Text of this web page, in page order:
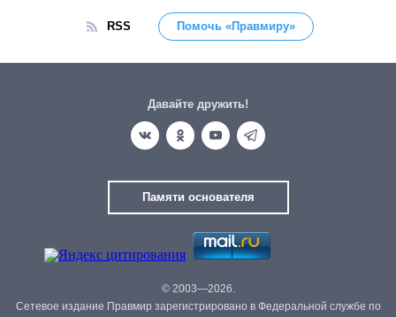
RSS Помочь «Правмиру»
Давайте дружить!
Памяти основателя
© 2003—2026.
Сетевое издание Правмир зарегистрировано в Федеральной службе по